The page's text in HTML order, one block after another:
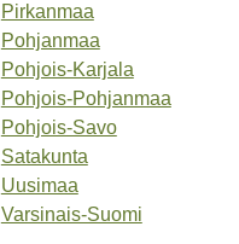
Pirkanmaa
Pohjanmaa
Pohjois-Karjala
Pohjois-Pohjanmaa
Pohjois-Savo
Satakunta
Uusimaa
Varsinais-Suomi